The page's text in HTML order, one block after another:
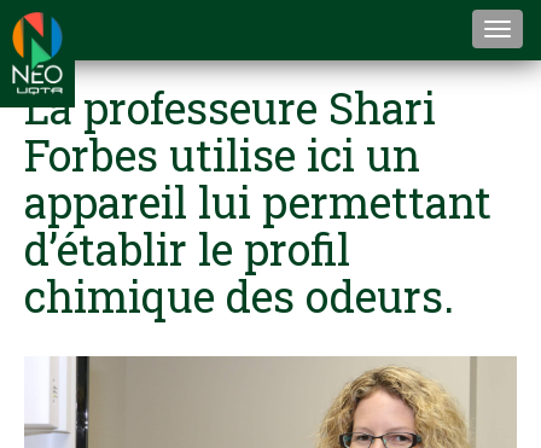
La professeure Shari
Forbes utilise ici un
appareil lui permettant
d’établir le profil
chimique des odeurs.